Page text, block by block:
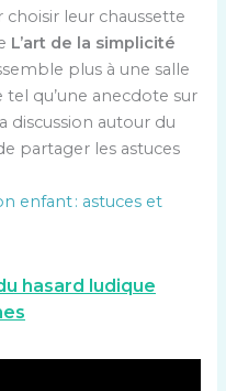
leur chaussette
L’art de la simplicité
plus à une salle
qu’une anecdote sur
discussion autour du
partager les astuces
enfant : astuces et
hasard ludique